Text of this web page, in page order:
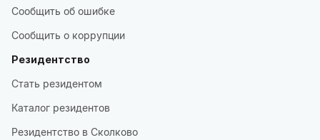
Сообщить об ошибке
Сообщить о коррупции
Резидентство
Стать резидентом
Каталог резидентов
Резидентство в Сколково